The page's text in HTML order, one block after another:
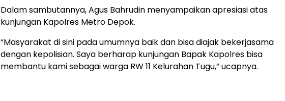
Dalam sambutannya, Agus Bahrudin menyampaikan apresiasi atas
kunjungan Kapolres Metro Depok.
“Masyarakat di sini pada umumnya baik dan bisa diajak bekerjasama
dengan kepolisian. Saya berharap kunjungan Bapak Kapolres bisa
membantu kami sebagai warga RW 11 Kelurahan Tugu,” ucapnya.